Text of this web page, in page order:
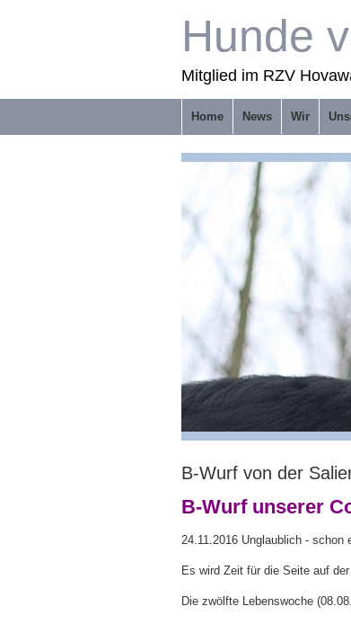
Hunde
Mitglied im RZV
Home News Wir
B-Wurf von der
B-Wurf unserer
24.11.2016 Unglaublich -
Es wird Zeit für die Seite auf
Die zwölfte Lebenswoche